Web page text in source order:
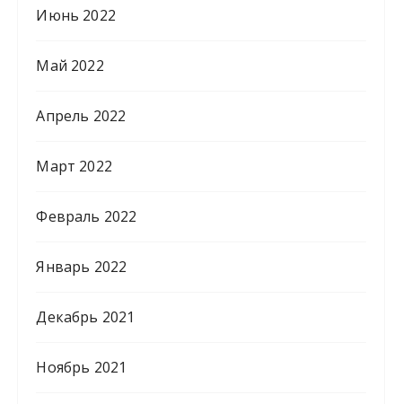
Июнь 2022
Май 2022
Апрель 2022
Март 2022
Февраль 2022
Январь 2022
Декабрь 2021
Ноябрь 2021